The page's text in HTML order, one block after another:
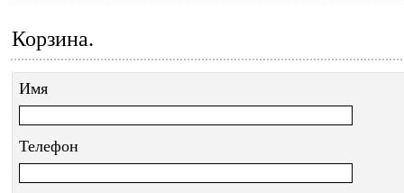
Корзина.
Имя
Телефон